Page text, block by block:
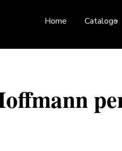
Home Catalogo